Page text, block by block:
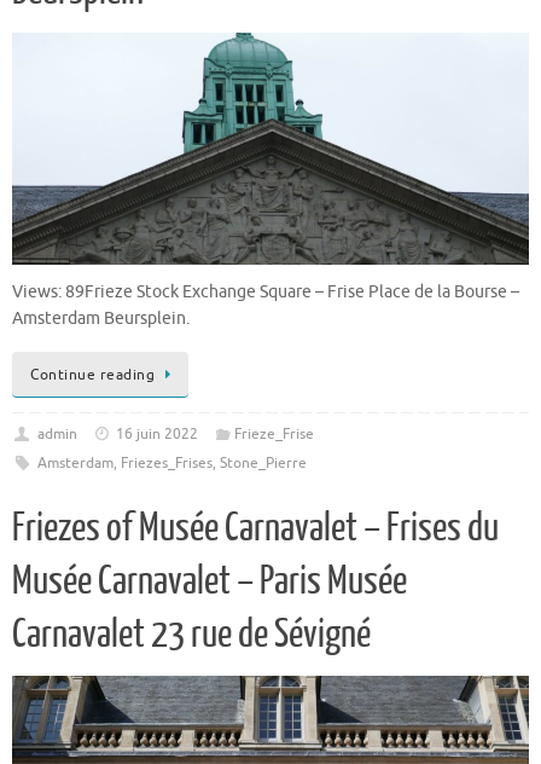
Views: 89Frieze Stock Exchange Square – Frise Place de la Bourse –
Amsterdam Beursplein.
Continue reading
admin 16 juin 2022
Frieze_Frise
Amsterdam, Friezes_Frises, Stone_Pierre
Friezes of Musée Carnavalet – Frises du
Musée Carnavalet – Paris Musée
Carnavalet 23 rue de Sévigné